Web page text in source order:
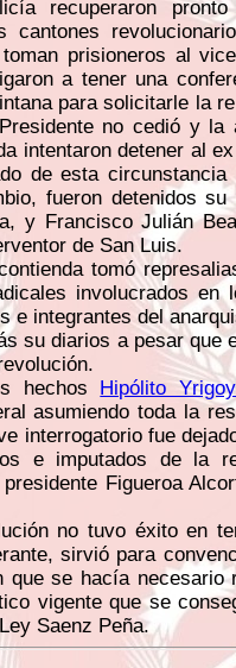
recuperaron
prisioneros al
a tener una
para solicitarle la
no cedió y la
intentaron detener al
de esta
fueron detenidos su
y Francisco Julián
de San Luis.
tomó
involucrados en
e integrantes del
su diarios a pesar que
hechos Hipólito
asumiendo toda la
interrogatorio fue
e imputados de la
Figueroa
no tuvo éxito en
sirvió para
que se hacía necesario
vigente que se
Saenz Peña.